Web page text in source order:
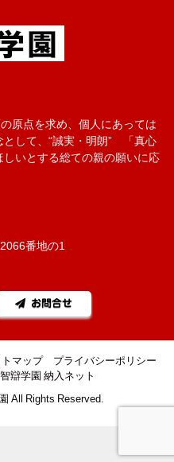
原点を求め、個人にあっては
として、“誠実・明朗” 「真心
いとする総ての親の願いに応
番地の1
お問合せ
マップ
プライバシーポリシー
智辯学園 納入ネット
All Rights Reserved.